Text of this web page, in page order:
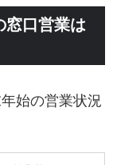
窓口営業は
始の営業状況